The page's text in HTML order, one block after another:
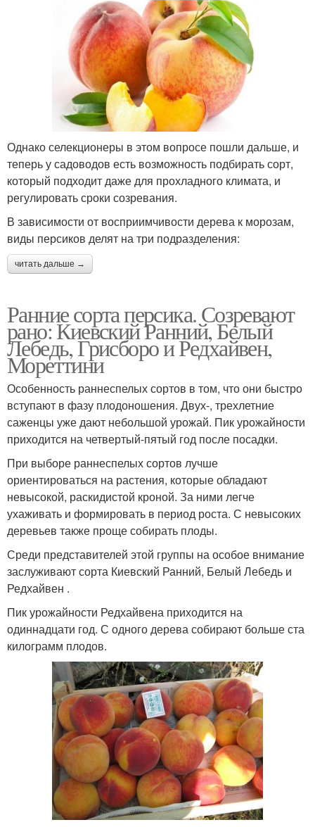
Однако селекционеры в этом вопросе пошли дальше, и
теперь у садоводов есть возможность подбирать сорт,
который подходит даже для прохладного климата, и
регулировать сроки созревания.
В зависимости от восприимчивости дерева к морозам,
виды персиков делят на три подразделения:
читать дальше →
Ранние сорта персика. Созревают
рано: Киевский Ранний, Белый
Лебедь, Грисборо и Редхайвен,
Мореттини
Особенность раннеспелых сортов в том, что они быстро
вступают в фазу плодоношения. Двух-, трехлетние
саженцы уже дают небольшой урожай. Пик урожайности
приходится на четвертый-пятый год после посадки.
При выборе раннеспелых сортов лучше
ориентироваться на растения, которые обладают
невысокой, раскидистой кроной. За ними легче
ухаживать и формировать в период роста. С невысоких
деревьев также проще собирать плоды.
Среди представителей этой группы на особое внимание
заслуживают сорта Киевский Ранний, Белый Лебедь и
Редхайвен .
Пик урожайности Редхайвена приходится на
одиннадцати год. С одного дерева собирают больше ста
килограмм плодов.